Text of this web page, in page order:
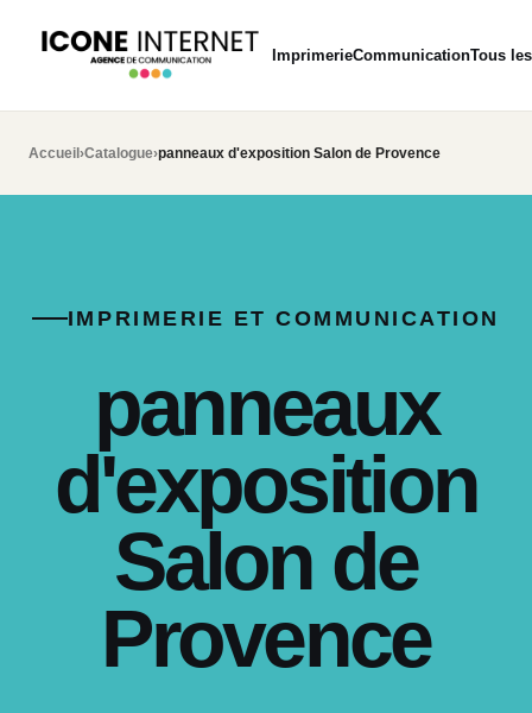
ImprimerieCommunicationTous
Accueil ›Catalogue›panneaux d'exposition Salon de Provence
IMPRIMERIE ET COMMUNICATION
panneaux
d'exposition
Salon de
Provence